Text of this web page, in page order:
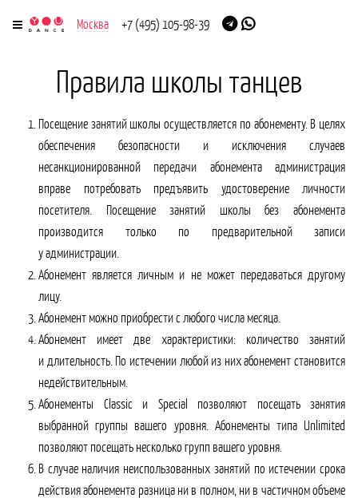
Москва +7 (495) 105-98-39
Правила школы танцев
Посещение занятий школы осуществляется по абонементу. В целях
обеспечения безопасности и исключения случаев
несанкционированной передачи абонемента администрация
вправе потребовать предъявить удостоверение личности
посетителя. Посещение занятий школы без абонемента
производится только по предварительной записи
у администрации.
Абонемент является личным и не может передаваться другому
лицу.
Абонемент можно приобрести с любого числа месяца.
Абонемент имеет две характеристики: количество занятий
и длительность. По истечении любой из них абонемент становится
недействительным.
Абонементы Classic и Special позволяют посещать занятия
выбранной группы вашего уровня. Абонементы типа Unlimited
позволяют посещать несколько групп вашего уровня.
В случае наличия неиспользованных занятий по истечении срока
действия абонемента разница ни в полном, ни в частичном объеме